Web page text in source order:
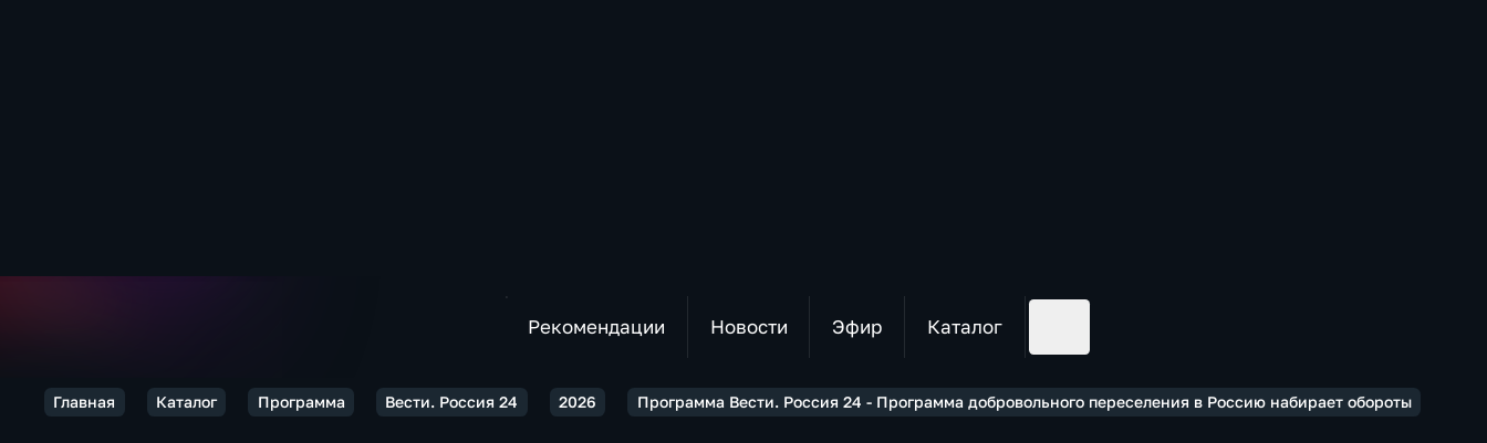
Рекомендации Новости Эфир Каталог
Главная Каталог Программа Вести. Россия 24 2026 Программа Вести. Россия 24 - Программа добровольного переселения в Россию набирает обороты